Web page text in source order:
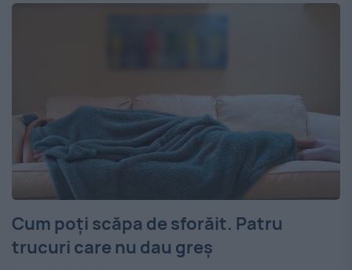
Cum poți scăpa de sforăit. Patru
trucuri care nu dau greș